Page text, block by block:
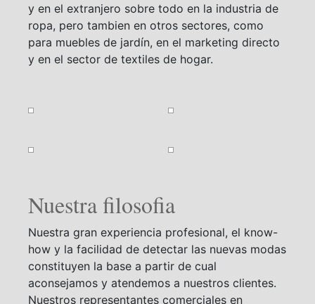
y en el extranjero sobre todo en la industria de
ropa, pero tambien en otros sectores, como
para muebles de jardín, en el marketing directo
y en el sector de textiles de hogar.
Nuestra filosofia
Nuestra gran experiencia profesional, el know-
how y la facilidad de detectar las nuevas modas
constituyen la base a partir de cual
aconsejamos y atendemos a nuestros clientes.
Nuestros representantes comerciales en